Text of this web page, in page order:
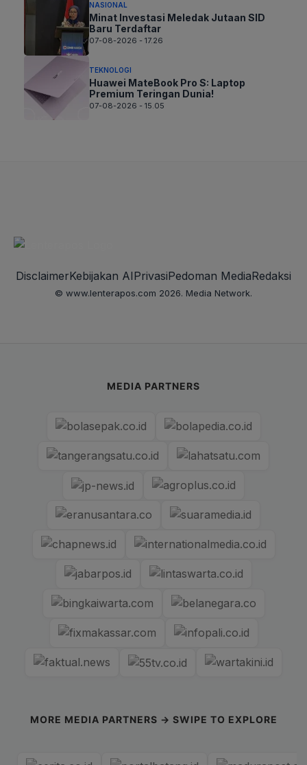
NASIONAL
Minat Investasi Meledak Jutaan SID
Baru Terdaftar
07-08-2026 - 17.26
TEKNOLOGI
Huawei MateBook Pro S: Laptop
Premium Teringan Dunia!
07-08-2026 - 15.05
DisclaimerKebijakan AIPrivasiPedoman MediaRedaksi
© www.lenterapos.com 2026. Media Network.
MEDIA PARTNERS
MORE MEDIA PARTNERS → SWIPE TO EXPLORE